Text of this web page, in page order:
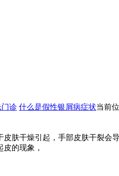
门诊 什么是假性银屑病症状当前
肤干燥引起，手部皮肤干裂会
的现象，